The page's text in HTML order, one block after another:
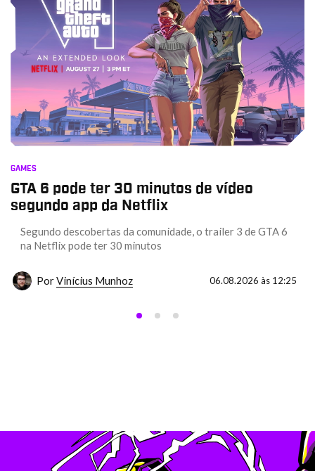
GAMES
GTA 6 pode ter 30 minutos de vídeo
segundo app da Netflix
Segundo descobertas da comunidade, o trailer 3 de GTA 6
na Netflix pode ter 30 minutos
PorVinícius Munhoz 06.08.2026 às 12:25